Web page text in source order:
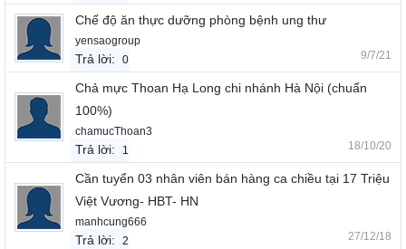
Chế độ ăn thực dưỡng phòng bệnh ung thư
yensaogroup
Trả lời: 0 9/7/21
Chả mực Thoan Hạ Long chi nhánh Hà Nội (chuẩn
100%)
chamucThoan3
Trả lời: 1 18/10/20
Cần tuyển 03 nhân viên bán hàng ca chiều tại 17 Triệu
Việt Vương- HBT- HN
manhcung666
Trả lời: 2 27/12/18